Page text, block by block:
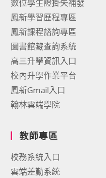
數位學生證掛失補發
鳳新學習歷程專區
鳳新課程諮詢專區
圖書館藏查詢系統
高三升學資訊入口
校內升學作業平台
鳳新Gmail入口
翰林雲端學院
教師專區
校務系統入口
雲端差勤系統